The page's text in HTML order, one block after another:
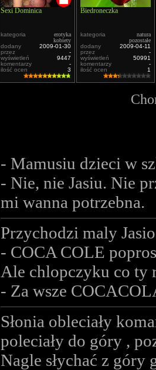
Sexi Dominica
kategoria
erotyka
kobiety
dodany
2009-01-30
przez
-
wyświetleń
9447
komentarzy
-
ilość ocen
3
Biedroneczka
kategoria
natura
pozostałe
dodany
2009-04-11
przez
-
wyświetleń
50991
komentarzy
-
ilość ocen
1
- Mamusiu dzieci w
- Nie, nie Jasiu. Nie
mi wanna potrzebna.
Przychodzi maly
- COCA COLE
Ale chlopczyku co ty
- Za wsze
Słonia obleciały
poleciały do góry ,
Nagle słychać z